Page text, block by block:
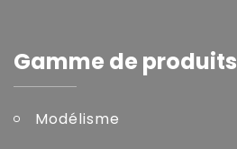
Gamme de produits
Modélisme